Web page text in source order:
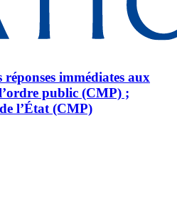
immédiates aux
public (CMP) ;
l’État (CMP)